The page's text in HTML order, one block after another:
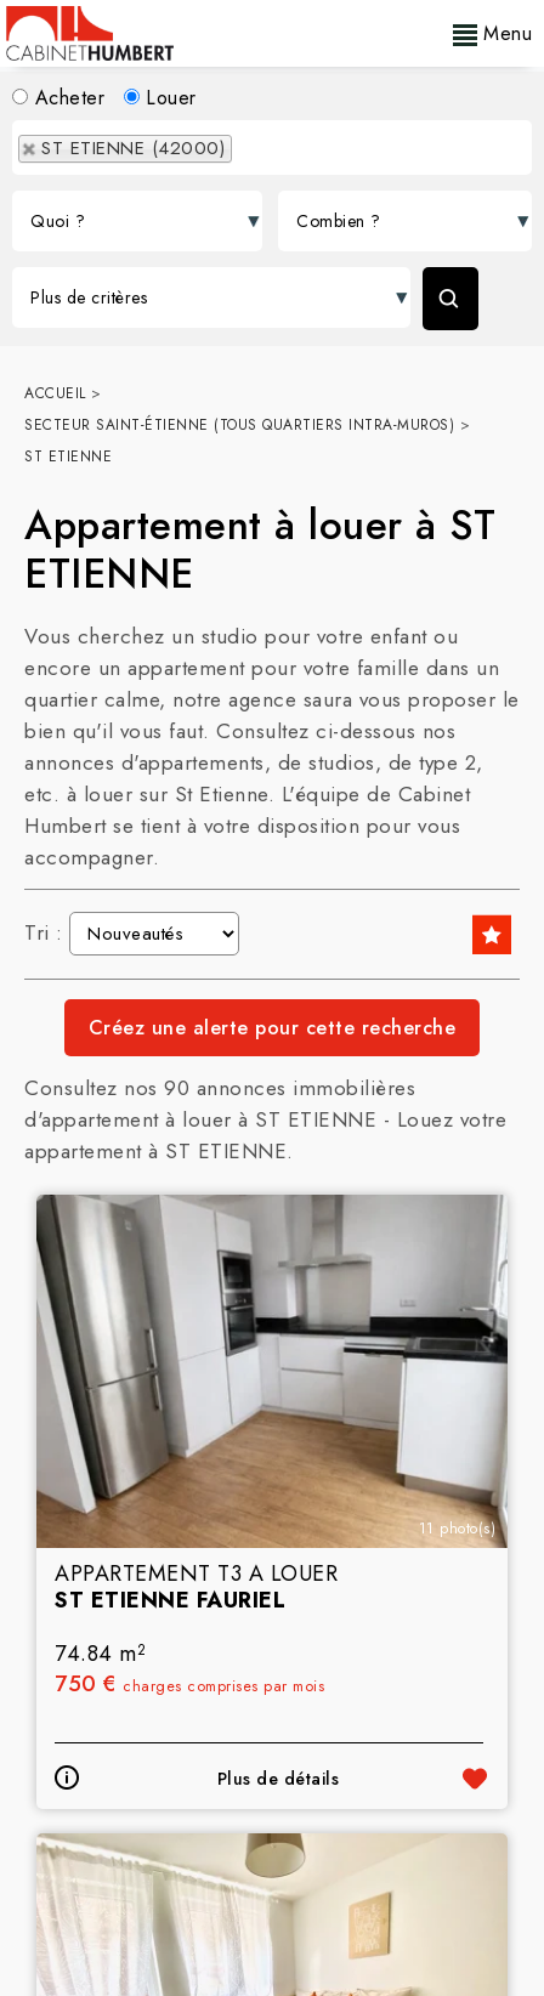
Menu
Acheter Louer
ST ETIENNE (42000)
ACCUEIL>
SECTEUR SAINT-ÉTIENNE (TOUS QUARTIERS INTRA-MUROS) >
ST ETIENNE
Appartement à louer à ST
ETIENNE
Vous cherchez un studio pour votre enfant ou
encore un appartement pour votre famille dans un
quartier calme, notre agence saura vous proposer le
bien qu'il vous faut. Consultez ci-dessous nos
annonces d'appartements, de studios, de type 2,
etc. à louer sur St Etienne. L'équipe de Cabinet
Humbert se tient à votre disposition pour vous
accompagner.
Tri :
Consultez nos 90 annonces immobilières
d'appartement à louer à ST ETIENNE - Louez votre
appartement à ST ETIENNE.
11 photo(s)
APPARTEMENT T3 A LOUER
ST ETIENNE FAURIEL
74.84 m2
750 € charges comprises par mois
Plus de détails